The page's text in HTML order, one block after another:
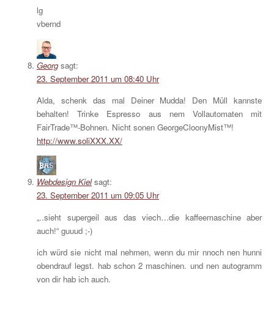
lg
vbernd
Georg sagt:
23. September 2011 um 08:40 Uhr
Alda, schenk das mal Deiner Mudda! Den Müll kannste
behalten! Trinke Espresso aus nem Vollautomaten mit
FairTrade™-Bohnen. Nicht sonen GeorgeCloonyMist™!
http://www.soliXXX.XX/
Webdesign Kiel sagt:
23. September 2011 um 09:05 Uhr
„..sieht supergeil aus das viech…die kaffeemaschine aber
auch!“ guuud ;-)
ich würd sie nicht mal nehmen, wenn du mir nnoch nen hunni
obendrauf legst. hab schon 2 maschinen. und nen autogramm
von dir hab ich auch.